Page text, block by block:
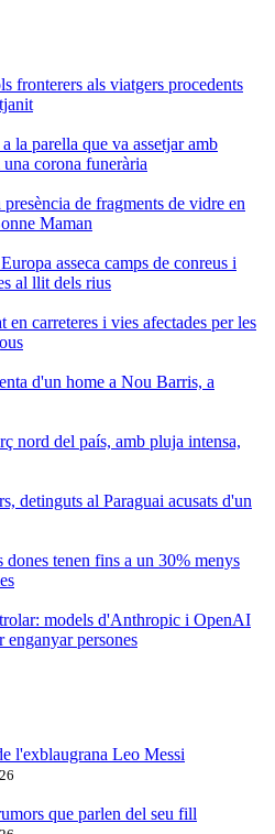
fronterers als viatgers procedents
la parella que va assetjar amb
corona funerària
de fragments de vidre en
Maman
asseca camps de conreus i
al llit dels rius
en carreteres i vies afectades per les
d'un home a Nou Barris, a
nord del país, amb pluja intensa,
detinguts al Paraguai acusats d'un
dones tenen fins a un 30% menys
models d'Anthropic i OpenAI
enganyar persones
l'exblaugrana Leo Messi
que parlen del seu fill